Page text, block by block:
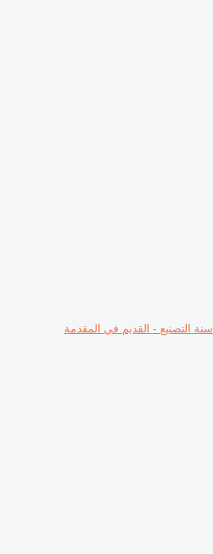
سنة التصنيع - القديم في المقدمة